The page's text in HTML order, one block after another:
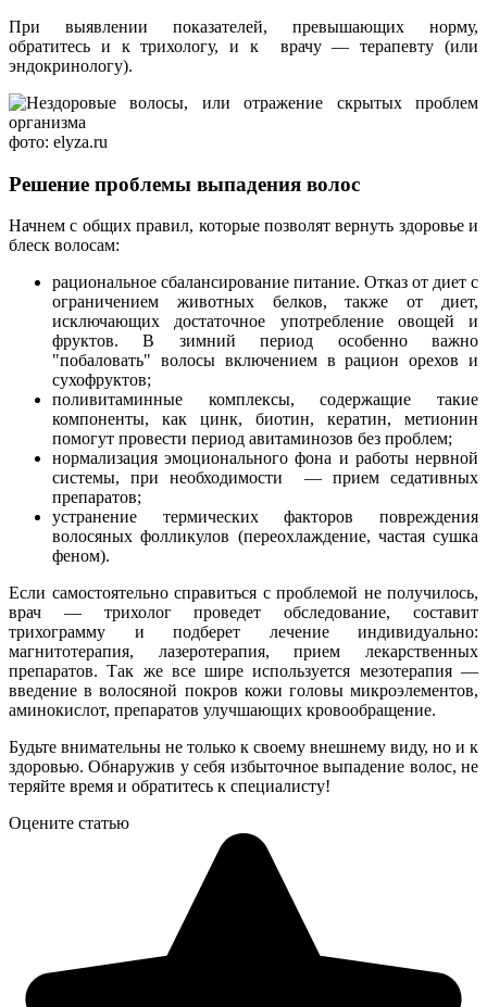
При выявлении показателей, превышающих норму,
обратитесь и к трихологу, и к врачу — терапевту (или
эндокринологу).
фото: elyza.ru
Решение проблемы выпадения волос
Начнем с общих правил, которые позволят вернуть здоровье и
блеск волосам:
рациональное сбалансирование питание. Отказ от диет с
ограничением животных белков, также от диет,
исключающих достаточное употребление овощей и
фруктов. В зимний период особенно важно
"побаловать" волосы включением в рацион орехов и
сухофруктов;
поливитаминные комплексы, содержащие такие
компоненты, как цинк, биотин, кератин, метионин
помогут провести период авитаминозов без проблем;
нормализация эмоционального фона и работы нервной
системы, при необходимости — прием седативных
препаратов;
устранение термических факторов повреждения
волосяных фолликулов (переохлаждение, частая сушка
феном).
Если самостоятельно справиться с проблемой не получилось,
врач — трихолог проведет обследование, составит
трихограмму и подберет лечение индивидуально:
магнитотерапия, лазеротерапия, прием лекарственных
препаратов. Так же все шире используется мезотерапия —
введение в волосяной покров кожи головы микроэлементов,
аминокислот, препаратов улучшающих кровообращение.
Будьте внимательны не только к своему внешнему виду, но и к
здоровью. Обнаружив у себя избыточное выпадение волос, не
теряйте время и обратитесь к специалисту!
Оцените статью